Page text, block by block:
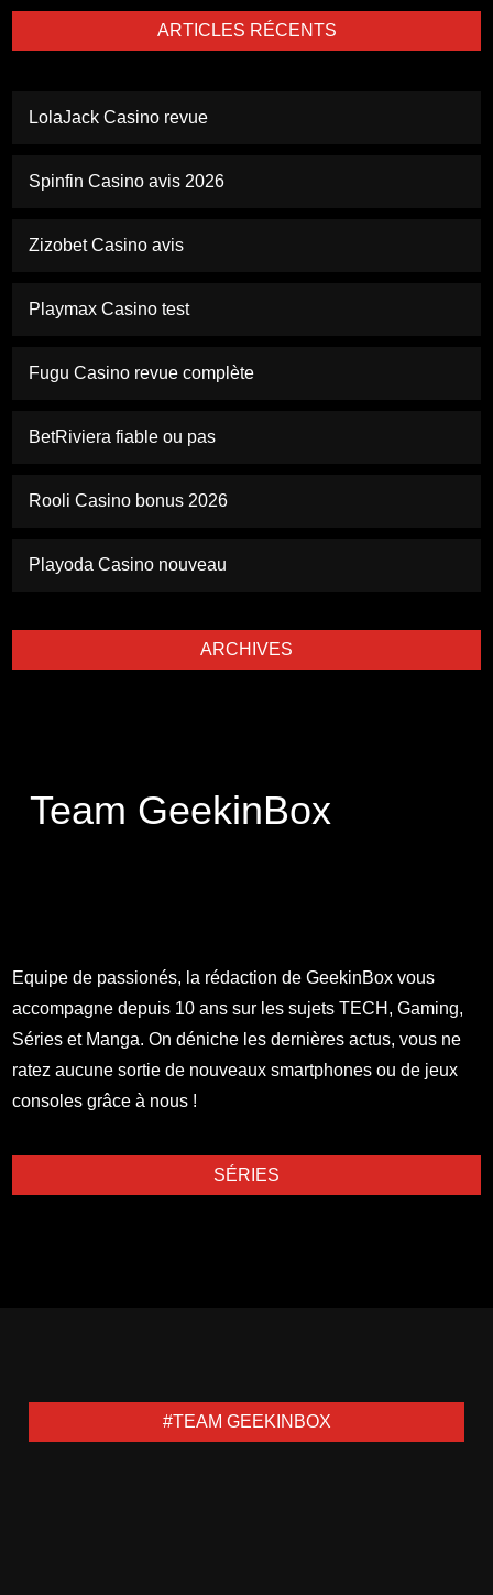
ARTICLES RÉCENTS
LolaJack Casino revue
Spinfin Casino avis 2026
Zizobet Casino avis
Playmax Casino test
Fugu Casino revue complète
BetRiviera fiable ou pas
Rooli Casino bonus 2026
Playoda Casino nouveau
ARCHIVES
Team GeekinBox
Equipe de passionés, la rédaction de GeekinBox vous
accompagne depuis 10 ans sur les sujets TECH, Gaming,
Séries et Manga. On déniche les dernières actus, vous ne
ratez aucune sortie de nouveaux smartphones ou de jeux
consoles grâce à nous !
SÉRIES
#TEAM GEEKINBOX